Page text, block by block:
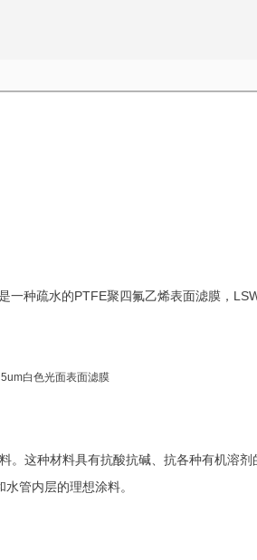
种疏水的PTFE聚四氟乙烯表面滤膜，
。这种材料具有抗酸抗碱、抗各种有机溶
管内层的理想涂料。